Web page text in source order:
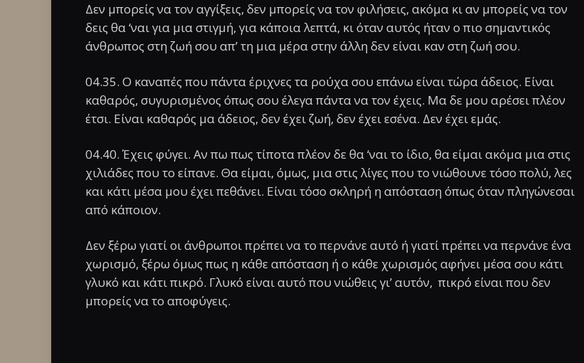
Δεν μπορείς να τον αγγίξεις, δεν μπορείς να τον φιλήσεις, ακόμα κι αν μπορείς να τον
δεις θα ‘ναι για μια στιγμή, για κάποια λεπτά, κι όταν αυτός ήταν ο πιο σημαντικός
άνθρωπος στη ζωή σου απ’ τη μια μέρα στην άλλη δεν είναι καν στη ζωή σου.
04.35. Ο καναπές που πάντα έριχνες τα ρούχα σου επάνω είναι τώρα άδειος. Είναι
καθαρός, συγυρισμένος όπως σου έλεγα πάντα να τον έχεις. Μα δε μου αρέσει πλέον
έτσι. Είναι καθαρός μα άδειος, δεν έχει ζωή, δεν έχει εσένα. Δεν έχει εμάς.
04.40. Έχεις φύγει. Αν πω πως τίποτα πλέον δε θα ‘ναι το ίδιο, θα είμαι ακόμα μια στις
χιλιάδες που το είπανε. Θα είμαι, όμως, μια στις λίγες που το νιώθουνε τόσο πολύ, λες
και κάτι μέσα μου έχει πεθάνει. Είναι τόσο σκληρή η απόσταση όπως όταν πληγώνεσαι
από κάποιον.
Δεν ξέρω γιατί οι άνθρωποι πρέπει να το περνάνε αυτό ή γιατί πρέπει να περνάνε ένα
χωρισμό, ξέρω όμως πως η κάθε απόσταση ή ο κάθε χωρισμός αφήνει μέσα σου κάτι
γλυκό και κάτι πικρό. Γλυκό είναι αυτό που νιώθεις γι’ αυτόν, πικρό είναι που δεν
μπορείς να το αποφύγεις.